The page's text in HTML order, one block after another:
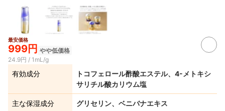
最安価格
999円 やや低価格
24.9円 / 1mL/g
有効成分
トコフェロール酢酸エステル、4-メトキシ
サリチル酸カリウム塩
主な保湿成分 グリセリン、ベニバナエキス